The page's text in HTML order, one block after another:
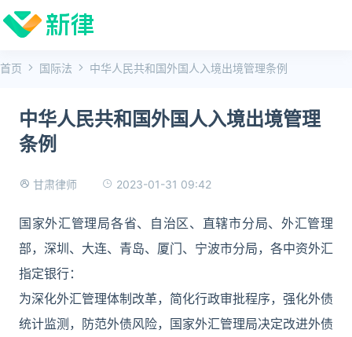
首页 国际法 中华人民共和国外国人入境出境管理条例
中华人民共和国外国人入境出境管理
条例
甘肃律师 2023-01-31 09:42
国家外汇管理局各省、自治区、直辖市分局、外汇管理
部，深圳、大连、青岛、厦门、宁波市分局，各中资外汇
指定银行：
为深化外汇管理体制改革，简化行政审批程序，强化外债
统计监测，防范外债风险，国家外汇管理局决定改进外债